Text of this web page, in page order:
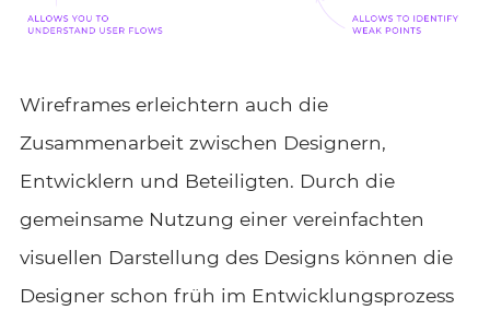
Wireframes erleichtern auch die
Zusammenarbeit zwischen Designern,
Entwicklern und Beteiligten. Durch die
gemeinsame Nutzung einer vereinfachten
visuellen Darstellung des Designs können die
Designer schon früh im Entwicklungsprozess